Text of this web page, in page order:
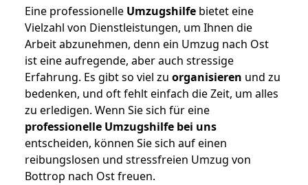
Eine professionelle Umzugshilfe bietet eine
Vielzahl von Dienstleistungen, um Ihnen die
Arbeit abzunehmen, denn ein Umzug nach Ost
ist eine aufregende, aber auch stressige
Erfahrung. Es gibt so viel zu organisieren und zu
bedenken, und oft fehlt einfach die Zeit, um alles
zu erledigen. Wenn Sie sich für eine
professionelle Umzugshilfe bei uns
entscheiden, können Sie sich auf einen
reibungslosen und stressfreien Umzug von
Bottrop nach Ost freuen.